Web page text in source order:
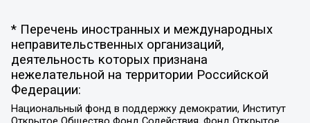
* Перечень иностранных и международных
неправительственных организаций,
деятельность которых признана
нежелательной на территории Российской
Федерации:
Национальный фонд в поддержку демократии, Институт